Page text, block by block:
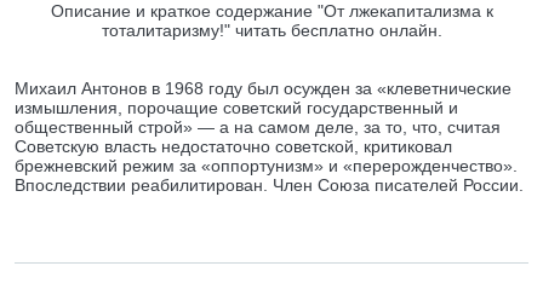
Описание и краткое содержание "От лжекапитализма к
тоталитаризму!" читать бесплатно онлайн.
Михаил Антонов в 1968 году был осужден за «клеветнические
измышления, порочащие советский государственный и
общественный строй» — а на самом деле, за то, что, считая
Советскую власть недостаточно советской, критиковал
брежневский режим за «оппортунизм» и «перерожденчество».
Впоследствии реабилитирован. Член Союза писателей России.